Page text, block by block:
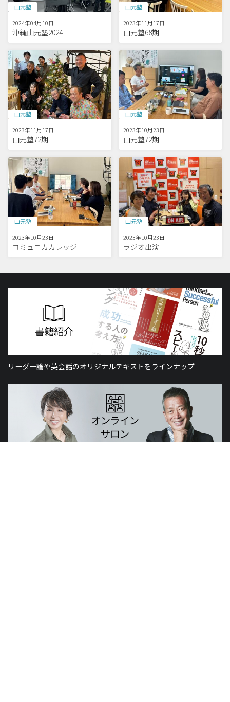
山元塾
2024年04月10日
沖縄山元塾2024
山元塾
2023年11月17日
山元塾68期
山元塾
2023年11月17日
山元塾72期
山元塾
2023年10月23日
山元塾72期
山元塾
2023年10月23日
コミュニカカレッジ
山元塾
2023年10月23日
ラジオ出演
リーダー論や英会話のオリジナルテキストをラインナップ